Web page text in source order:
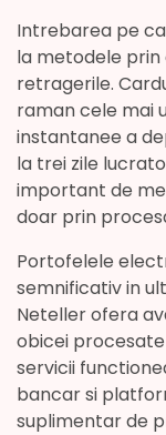
Intrebarea pe
la metodele
retragerile.
raman cele mai
instantanee a
la trei zile
important de
doar prin
Portofelele
semnificativ in
Neteller ofera
obicei
servicii
bancar si
suplimentar de